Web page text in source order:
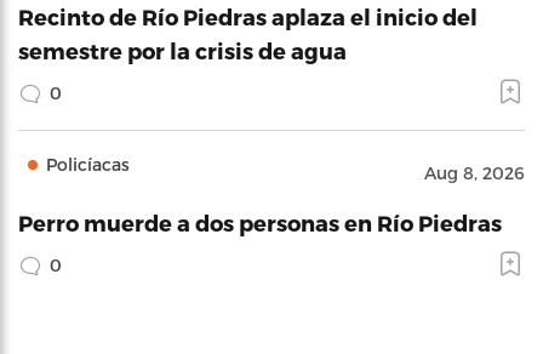
Recinto de Río Piedras aplaza el inicio del
semestre por la crisis de agua
0
Policíacas Aug 8, 2026
Perro muerde a dos personas en Río Piedras
0